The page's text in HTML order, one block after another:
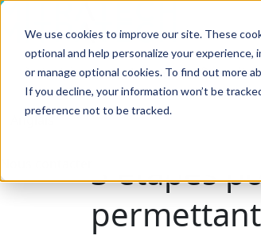
We use cookies to improve our site. These
optional and help personalize your experience,
or manage optional cookies. To find out more
If you decline, your information won’t be
preference not to be tracked.
Recherche
Recherche
Industries Solutions Produits
3 étapes